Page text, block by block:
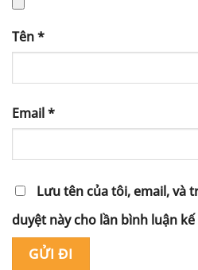
Tên*
Email*
Lưu tên của tôi, email, và
duyệt này cho lần bình luận